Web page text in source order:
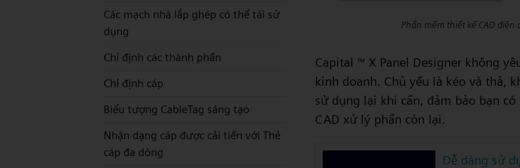
Các mạch nhà lắp ghép có thể tái sử
dụng
Chỉ định các thành phần
Chỉ định cáp
Biểu tượng CableTag sáng tạo
Nhận dạng cáp được cải tiến với Thẻ
cáp đa dòng
Phần mềm thiết kế CAD
Capital ™ X Panel Designer không
kinh doanh. Chủ yếu là kéo và thả,
sử dụng lại khi cần, đảm bảo bạn
CAD xử lý phần còn lại.
Dễ dàng sử